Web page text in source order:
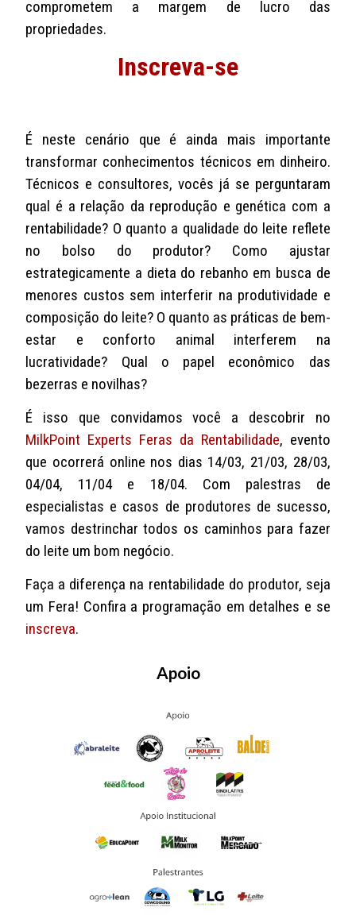
comprometem a margem de lucro das
propriedades.
Inscreva-se
É neste cenário que é ainda mais importante
transformar conhecimentos técnicos em dinheiro.
Técnicos e consultores, vocês já se perguntaram
qual é a relação da reprodução e genética com a
rentabilidade? O quanto a qualidade do leite reflete
no bolso do produtor? Como ajustar
estrategicamente a dieta do rebanho em busca de
menores custos sem interferir na produtividade e
composição do leite? O quanto as práticas de bem-
estar e conforto animal interferem na
lucratividade? Qual o papel econômico das
bezerras e novilhas?
É isso que convidamos você a descobrir no
MilkPoint Experts Feras da Rentabilidade, evento
que ocorrerá online nos dias 14/03, 21/03, 28/03,
04/04, 11/04 e 18/04. Com palestras de
especialistas e casos de produtores de sucesso,
vamos destrinchar todos os caminhos para fazer
do leite um bom negócio.
Faça a diferença na rentabilidade do produtor, seja
um Fera! Confira a programação em detalhes e se
inscreva.
Apoio